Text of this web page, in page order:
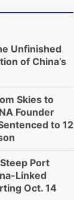
Unfinished
of China’s
Skies to
Founder
to 12
Port
Linked
Oct. 14